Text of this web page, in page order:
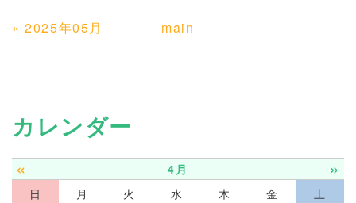
«2025年05月 main
カレンダー
« 4月 »
日 月 火 水 木 金
土